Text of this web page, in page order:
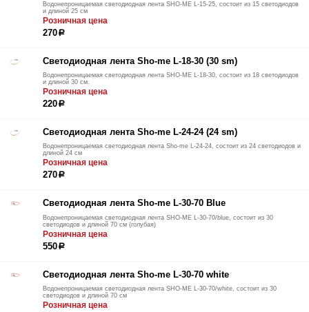
Водонепроницаемая светодиодная лента SHO-ME L-15-25, состоит из 15 светодиодов
и длиной 25 см
Розничная цена
270р
Светодиодная лента Sho-me L-18-30 (30 sm)
Водонепроницаемая светодиодная лента SHO-ME L-18-30, состоит из 18 светодиодов
и длиной 30 см.
Розничная цена
220р
Светодиодная лента Sho-me L-24-24 (24 sm)
Водонепроницаемая светодиодная лента Sho-me L-24-24, состоит из 24 светодиодов и
длиной 24 см
Розничная цена
270р
Светодиодная лента Sho-me L-30-70 Blue
Водонепроницаемая светодиодная лента SHO-ME L-30-70/blue, состоит из 30
светодиодов и длиной 70 см (голубая)
Розничная цена
550р
Светодиодная лента Sho-me L-30-70 white
Водонепроницаемая светодиодная лента SHO-ME L-30-70/white, состоит из 30
светодиодов и длиной 70 см
Розничная цена